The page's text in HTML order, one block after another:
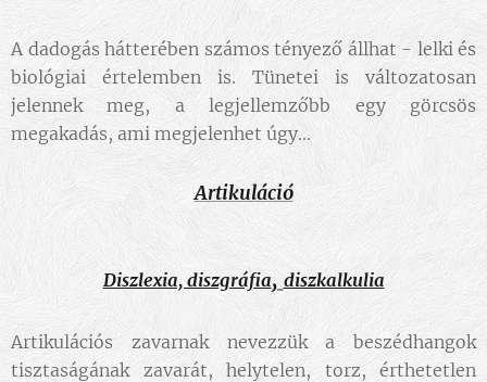
A dadogás hátterében számos tényező állhat - lelki és
biológiai értelemben is. Tünetei is változatosan
jelennek meg, a legjellemzőbb egy görcsös
megakadás, ami megjelenhet úgy...
Artikuláció
Diszlexia, diszgráfia, diszkalkulia
Artikulációs zavarnak nevezzük a beszédhangok
tisztaságának zavarát, helytelen, torz, érthetetlen